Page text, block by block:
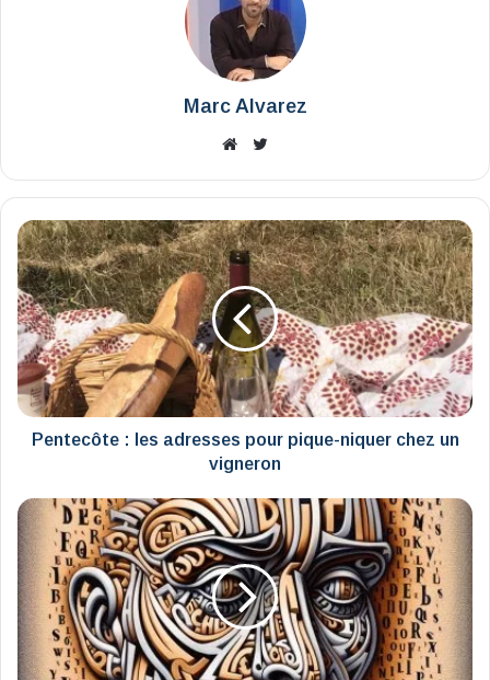
Marc Alvarez
Website
Pentecôte
:
les
adresses
pour
pique-
niquer
chez
un
vigneron
Pentecôte : les adresses pour pique-niquer chez un
vigneron
Exposition
sur
l'illettrisme
appel
à
candidature
des